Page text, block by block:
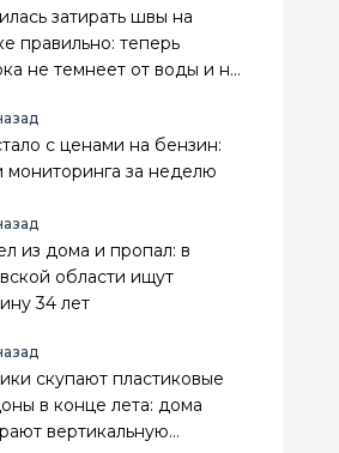
затирать швы на
правильно: теперь
не темнеет от воды и не
с ценами на бензин:
мониторинга за неделю
из дома и пропал: в
области ищут
34 лет
скупают пластиковые
в конце лета: дома
вертикальную